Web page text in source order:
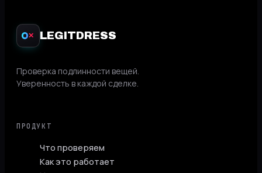
✕ LEGITDRESS
Проверка подлинности вещей.
Уверенность в каждой сделке.
ПРОДУКТ
Что проверяем
Как это работает